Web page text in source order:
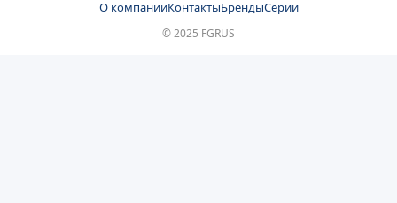
О компанииКонтактыБрендыСерии
© 2025 FGRUS